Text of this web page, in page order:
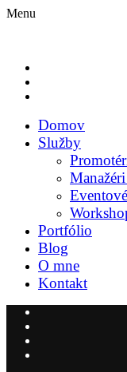
Menu
Domov
Služby
Portfólio
Blog
O mne
Kontakt